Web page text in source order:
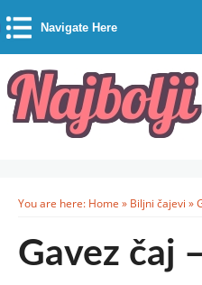
Navigate Here
You are here: Home » Biljni čajevi »
Gavez čaj